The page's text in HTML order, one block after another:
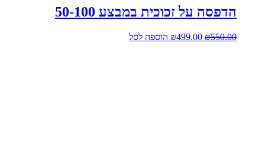
הדפסה על זכוכית במבצע 50-100
₪550.00
המחיר ₪499.00
המחיר
הוספה לסל